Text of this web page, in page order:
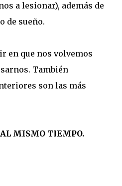
a lesionar), además de
de sueño.
en que nos volvemos
También
son las más
MISMO TIEMPO.